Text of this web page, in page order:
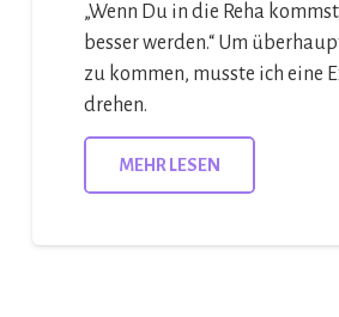
„Wenn Du in die Reha
besser werden.“ Um
zu kommen, musste ich eine
drehen.
MEHR LESEN